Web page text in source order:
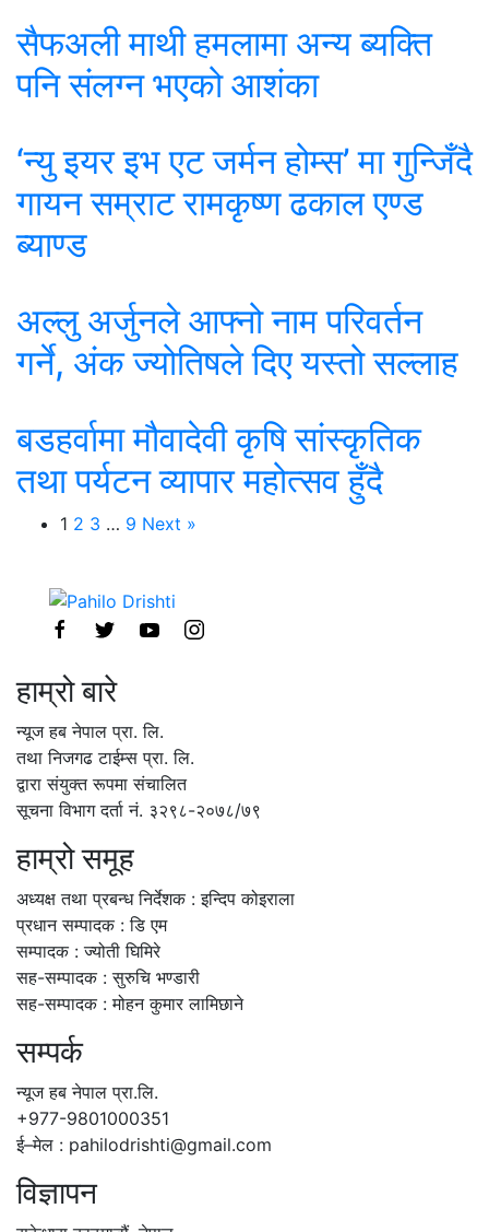
सैफअली माथी हमलामा अन्य ब्यक्ति
पनि संलग्न भएको आशंका
‘न्यु इयर इभ एट जर्मन होम्स’ मा गुन्जिँदै
गायन सम्राट रामकृष्ण ढकाल एण्ड
ब्याण्ड
अल्लु अर्जुनले आफ्नो नाम परिवर्तन
गर्ने, अंक ज्योतिषले दिए यस्तो सल्लाह
बडहर्वामा मौवादेवी कृषि सांस्कृतिक
तथा पर्यटन व्यापार महोत्सव हुँदै
1 2 3 … 9 Next »
हाम्रो बारे
न्यूज हब नेपाल प्रा. लि.
तथा निजगढ टाईम्स प्रा. लि.
द्वारा संयुक्त रूपमा संचालित
सूचना विभाग दर्ता नं. ३२९८-२०७८/७९
हाम्रो समूह
अध्यक्ष तथा प्रबन्ध निर्देशक : इन्दिप कोइराला
प्रधान सम्पादक : डि एम
सम्पादक : ज्योती घिमिरे
सह-सम्पादक : सुरुचि भण्डारी
सह-सम्पादक : मोहन कुमार लामिछाने
सम्पर्क
न्यूज हब नेपाल प्रा.लि.
+977-9801000351
ई–मेल : pahilodrishti@gmail.com
विज्ञापन